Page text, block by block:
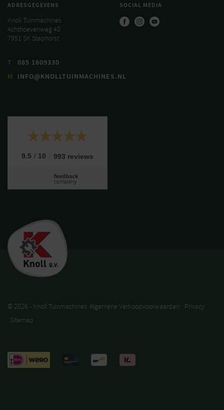
ADRESGEGEVENS
Knoll Tuinmachines
Achthoevenweg 40
7951 SK Staphorst
T
085 1609330
M
INFO@KNOLLTUINMACHINES.NL
SOCIAL MEDIA
9.5 / 10 993 reviews
© 2026 - Knoll Tuinmachines Algemene Verkoopvoorwaarden
Privacy
Sitemap